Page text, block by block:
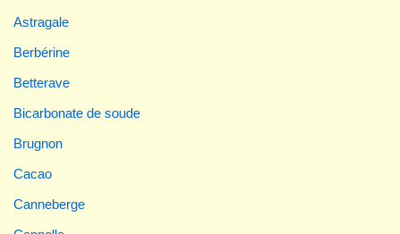
Astragale
Berbérine
Betterave
Bicarbonate de soude
Brugnon
Cacao
Canneberge